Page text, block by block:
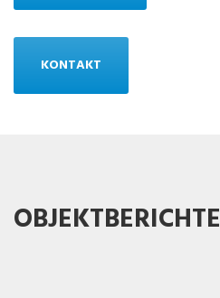
KONTAKT
OBJEKTBERICHTE